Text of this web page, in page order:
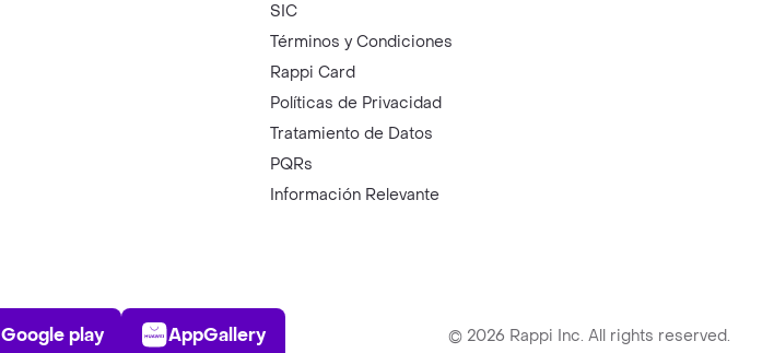
SIC
Términos y Condiciones
Rappi Card
Políticas de Privacidad
Tratamiento de Datos
PQRs
Información Relevante
Play Store
Google play
AppGallery
AppGallery © 2026 Rappi Inc. All rights reserved.